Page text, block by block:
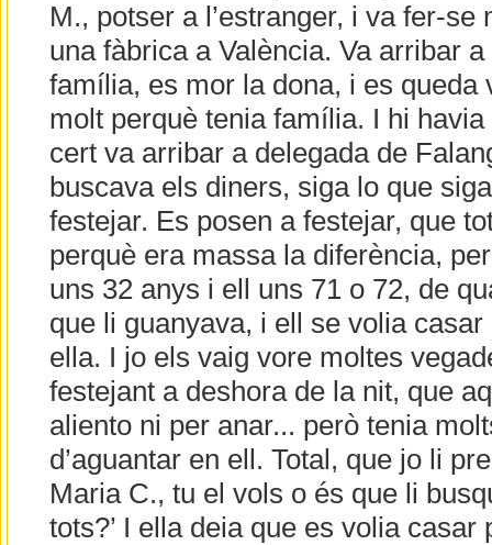
M., potser a l’estranger, i va fer-
una fàbrica a València. Va arribar
família, es mor la dona, i es queda
molt perquè tenia família. I hi
cert va arribar a delegada de
buscava els diners, siga lo que
festejar. Es posen a festejar, que
perquè era massa la diferència,
uns 32 anys i ell uns 71 o 72, de
que li guanyava, i ell se volia
ella. I jo els vaig vore moltes
festejant a deshora de la nit, que
aliento ni per anar... però tenia
d’aguantar en ell. Total, que jo li
Maria C., tu el vols o és que li
tots?’ I ella deia que es volia casar